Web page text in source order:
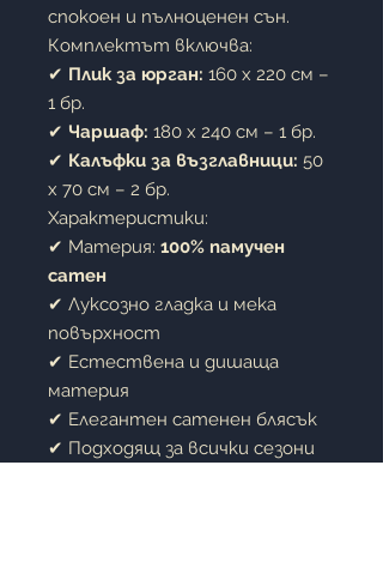
спокоен и пълноценен сън.
Комплектът включва:
✔ Плик за юрган: 160 x 220 см –
1 бр.
✔ Чаршаф: 180 x 240 см – 1 бр.
✔ Калъфки за възглавници: 50
x 70 см – 2 бр.
Характеристики:
✔ Материя: 100% памучен
сатен
✔ Луксозно гладка и мека
повърхност
✔ Естествена и дишаща
материя
✔ Елегантен сатенен блясък
✔ Подходящ за всички сезони